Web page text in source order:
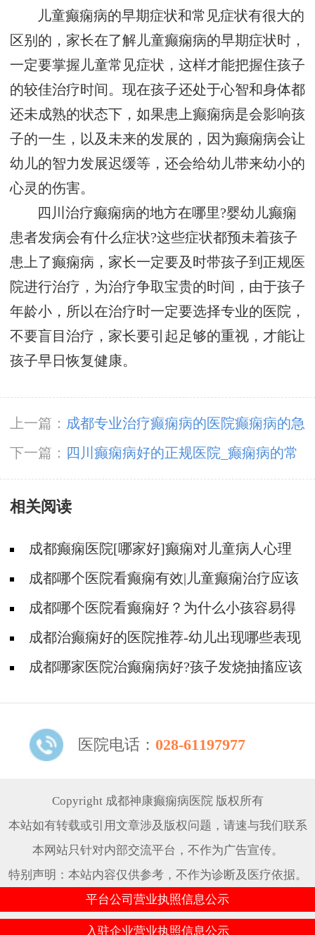
儿童癫痫病的早期症状和常见症状有很大的
区别的，家长在了解儿童癫痫病的早期症状时，
一定要掌握儿童常见症状，这样才能把握住孩子
的较佳治疗时间。现在孩子还处于心智和身体都
还未成熟的状态下，如果患上癫痫病是会影响孩
子的一生，以及未来的发展的，因为癫痫病会让
幼儿的智力发展迟缓等，还会给幼儿带来幼小的
心灵的伤害。
四川治疗癫痫病的地方在哪里?婴幼儿癫痫
患者发病会有什么症状?这些症状都预未着孩子
患上了癫痫病，家长一定要及时带孩子到正规医
院进行治疗，为治疗争取宝贵的时间，由于孩子
年龄小，所以在治疗时一定要选择专业的医院，
不要盲目治疗，家长要引起足够的重视，才能让
孩子早日恢复健康。
上一篇： 成都专业治疗癫痫病的医院癫痫病的急
救药物有哪些?
下一篇：
四川癫痫病好的正规医院_癫痫病的常
见发作类型有哪些?
相关阅读
成都癫痫医院[哪家好]癫痫对儿童病人心理
有影响吗?
成都哪个医院看癫痫有效|儿童癫痫治疗应该
注意什么?
成都哪个医院看癫痫好？为什么小孩容易得
癫痫?成都治癫痫好的医院推荐-幼儿出现哪些表现
可能是癫痫？
成都哪家医院治癫痫病好?孩子发烧抽搐应该
医院电话： 028-61197977
Copyright 成都神康癫痫病医院 版权所有
本站如有转载或引用文章涉及版权问题，请速与我们联系
本网站只针对内部交流平台，不作为广告宣传。
特别声明：本站内容仅供参考，不作为诊断及医疗依据。
平台公司营业执照信息公示
入驻企业营业执照信息公示